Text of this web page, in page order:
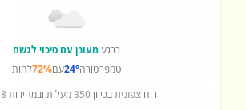
כרגעמעונן עם סיכוי לגשם
טמפרטורה24°עם72%לחות
רוחצפוניתבכיוון350מעלות ובמהירות8